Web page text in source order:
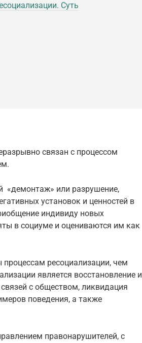
Суть
связан с процессом
«демонтаж» или разрушение,
установок и ценностей в
индивиду новых
в социуме и оцениваются им как
ресоциализации, чем
является восстановление и
с обществом, ликвидация
поведения, а также
правонарушителей, с